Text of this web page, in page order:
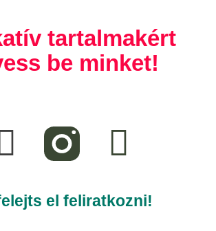
tartalmakért
be minket!
a
c
e
i
k
t
el feliratkozni!